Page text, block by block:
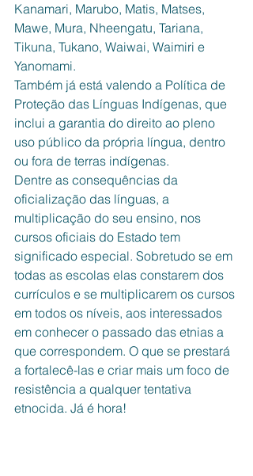
Kanamari, Marubo, Matis, Matses,
Mawe, Mura, Nheengatu, Tariana,
Tikuna, Tukano, Waiwai, Waimiri e
Yanomami.
Também já está valendo a Política de
Proteção das Línguas Indígenas, que
inclui a garantia do direito ao pleno
uso público da própria língua, dentro
ou fora de terras indígenas.
Dentre as consequências da
oficialização das línguas, a
multiplicação do seu ensino, nos
cursos oficiais do Estado tem
significado especial. Sobretudo se em
todas as escolas elas constarem dos
currículos e se multiplicarem os cursos
em todos os níveis, aos interessados
em conhecer o passado das etnias a
que correspondem. O que se prestará
a fortalecê-las e criar mais um foco de
resistência a qualquer tentativa
etnocida. Já é hora!